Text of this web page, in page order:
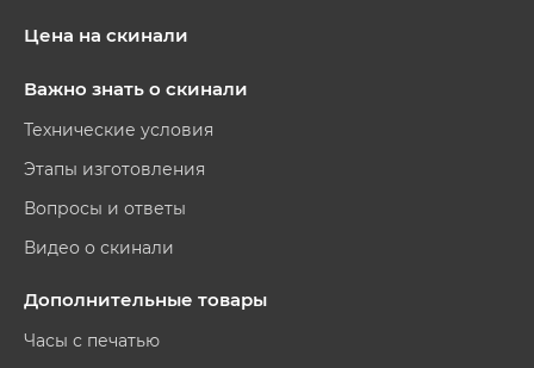
Цена на скинали
Важно знать о скинали
Технические условия
Этапы изготовления
Вопросы и ответы
Видео о скинали
Дополнительные товары
Часы с печатью